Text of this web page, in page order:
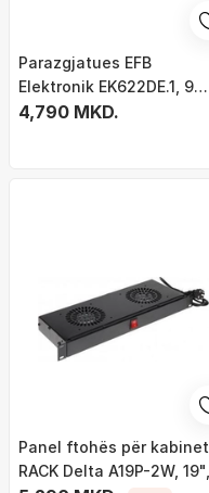
Parazgjatues EFB
Elektronik EK622DE.1, 9
dalje AC, 2 m, i zi
4,790 MKD.
Panel ftohës për kabinet
RACK Delta A19P-2W, 19",